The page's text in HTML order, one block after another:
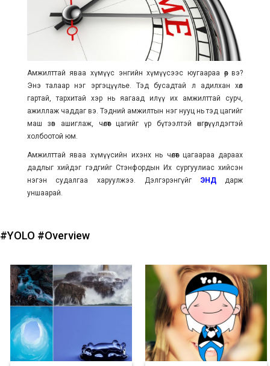
Амжилттай яваа хүмүүс энгийн хүмүүсээс юугаараа өөр вэ?
Энэ талаар нэг эргэцүүлье. Тэд бусадтай л адилхан хөл
гартай, тархитай хэр нь яагаад илүү их амжилттай сурч,
ажиллаж чаддаг вэ. Тэдний амжилтын нэг нууц нь тэд цагийг
маш зөв ашиглаж, чөлөөт цагийг үр бүтээлтэй өнгөрүүлдэгтэй
холбоотой юм.
Амжилттай яваа хүмүүсийн ихэнх нь чөлөөт цагаараа дараах
дадлыг хийдэг гэдгийг Стэнфордын Их сургуулиас хийсэн
нэгэн судалгаа харуулжээ. Дэлгэрэнгүйг ЭНДдарж
уншаарай.
#YOLO #Overview